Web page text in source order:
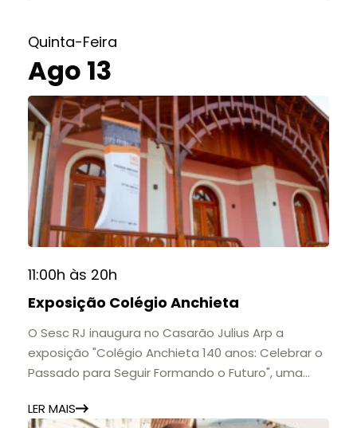
Quinta-Feira
Ago 13
11:00h às 20h
Exposição Colégio Anchieta
O Sesc RJ inaugura no Casarão Julius Arp a
exposição "Colégio Anchieta 140 anos: Celebrar o
Passado para Seguir Formando o Futuro", uma
importantes instituições de ensino de Nova
LER MAIS